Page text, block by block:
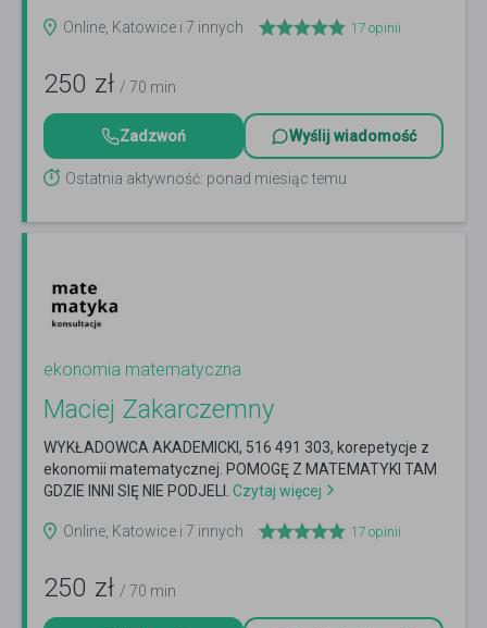
Online, Katowice i 7 innych 17 opinii
250 zł / 70 min
Zadzwoń Wyślij wiadomość
Ostatnia aktywność: ponad miesiąc temu
ekonomia matematyczna
Maciej Zakarczemny
WYKŁADOWCA AKADEMICKI, 516 491 303, korepetycje z
ekonomii matematycznej. POMOGĘ Z MATEMATYKI TAM
GDZIE INNI SIĘ NIE PODJELI. Czytaj więcej
Online, Katowice i 7 innych 17 opinii
250 zł / 70 min